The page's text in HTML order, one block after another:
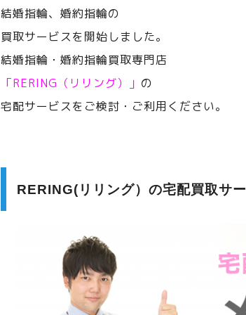
結婚指輪、婚約指輪の
買取サービスを開始しました。
結婚指輪・婚約指輪買取専門店
「RERING（リリング）」 の
宅配サービスをご検討・ご利用ください。
RERING(リリング）の宅配買取サ